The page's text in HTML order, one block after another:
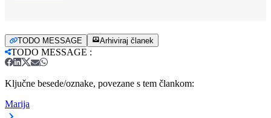
TODO MESSAGE Arhiviraj članek
TODO MESSAGE :
Ključne besede/oznake, povezane s tem člankom:
Marija